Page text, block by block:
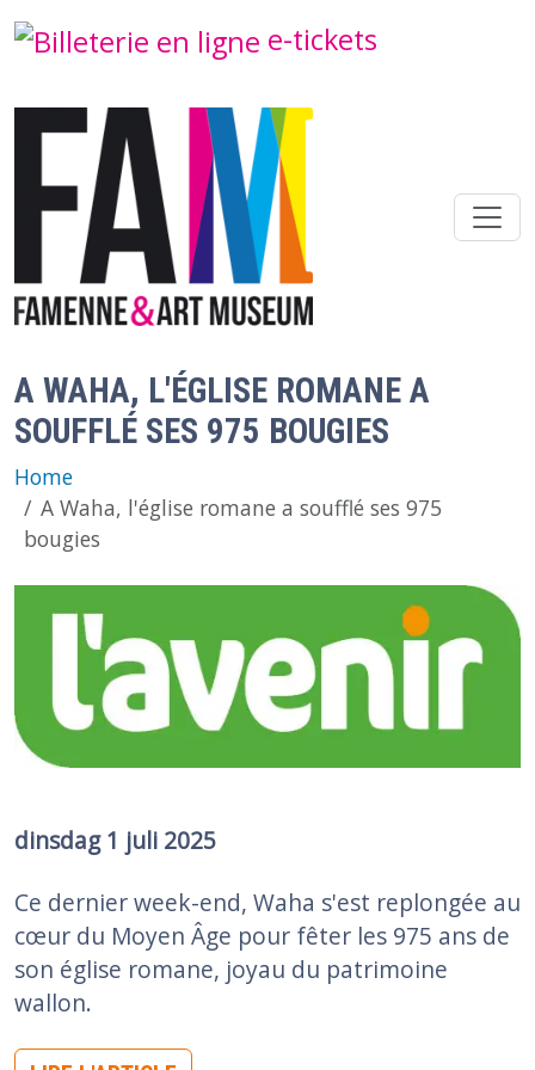
e-tickets
A WAHA, L'ÉGLISE ROMANE A
SOUFFLÉ SES 975 BOUGIES
Home
A Waha, l'église romane a soufflé ses 975
bougies
dinsdag 1 juli 2025
Ce dernier week-end, Waha s'est replongée au
cœur du Moyen Âge pour fêter les 975 ans de
son église romane, joyau du patrimoine
wallon.